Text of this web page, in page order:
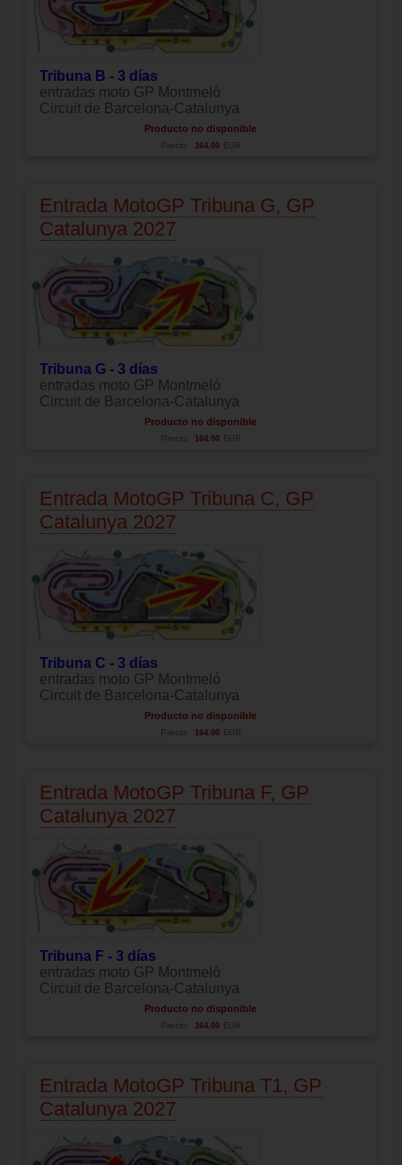
Tribuna B - 3 días
entradas moto GP Montmeló
Circuit de Barcelona-Catalunya
Producto no disponible
Precio: 164.00 EUR
Entrada MotoGP Tribuna G, GP
Catalunya 2027
Tribuna G - 3 días
entradas moto GP Montmeló
Circuit de Barcelona-Catalunya
Producto no disponible
Precio: 164.00 EUR
Entrada MotoGP Tribuna C, GP
Catalunya 2027
Tribuna C - 3 días
entradas moto GP Montmeló
Circuit de Barcelona-Catalunya
Producto no disponible
Precio: 164.00 EUR
Entrada MotoGP Tribuna F, GP
Catalunya 2027
Tribuna F - 3 días
entradas moto GP Montmeló
Circuit de Barcelona-Catalunya
Producto no disponible
Precio: 164.00 EUR
Entrada MotoGP Tribuna T1, GP
Catalunya 2027